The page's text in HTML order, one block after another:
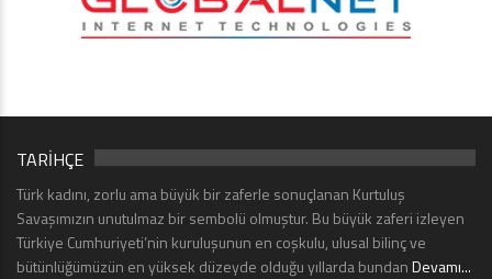
TARİHÇE
Türk kadını, zorlu ama büyük bir zaferle sonuçlanan Kurtuluş
Savaşımızın unutulmaz bir sembolü olmuştur. Bu büyük zaferi izleyen
Türkiye Cumhuriyeti’nin kuruluşunun en coşkulu, ulusal bilinç ve
bütünlüğümüzün en yüksek düzeyde olduğu yıllarda bundanDevamı...